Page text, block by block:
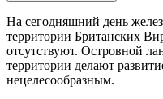
На сегодняшний день
территории Британских
отсутствуют. Островной
территории делают
нецелесообразным.